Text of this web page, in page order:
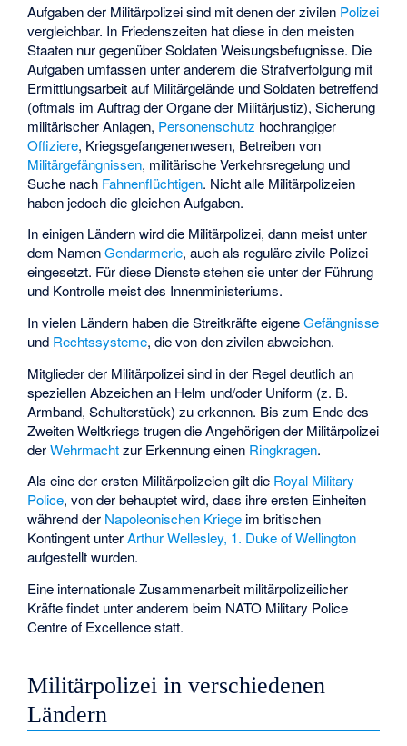
Aufgaben der Militärpolizei sind mit denen der zivilen Polizei
vergleichbar. In Friedenszeiten hat diese in den meisten
Staaten nur gegenüber Soldaten Weisungsbefugnisse. Die
Aufgaben umfassen unter anderem die Strafverfolgung mit
Ermittlungsarbeit auf Militärgelände und Soldaten betreffend
(oftmals im Auftrag der Organe der Militärjustiz), Sicherung
militärischer Anlagen, Personenschutz hochrangiger
Offiziere, Kriegsgefangenenwesen, Betreiben von
Militärgefängnissen, militärische Verkehrsregelung und
Suche nach Fahnenflüchtigen. Nicht alle Militärpolizeien
haben jedoch die gleichen Aufgaben.
In einigen Ländern wird die Militärpolizei, dann meist unter
dem NamenGendarmerie, auch als reguläre zivile Polizei
eingesetzt. Für diese Dienste stehen sie unter der Führung
und Kontrolle meist des Innenministeriums.
In vielen Ländern haben die Streitkräfte eigeneGefängnisse
und Rechtssysteme, die von den zivilen abweichen.
Mitglieder der Militärpolizei sind in der Regel deutlich an
speziellen Abzeichen an Helm und/oder Uniform (z. B.
Armband, Schulterstück) zu erkennen. Bis zum Ende des
Zweiten Weltkriegs trugen die Angehörigen der Militärpolizei
derWehrmachtzur Erkennung einen Ringkragen.
Als eine der ersten Militärpolizeien gilt die Royal Military
Police, von der behauptet wird, dass ihre ersten Einheiten
während der Napoleonischen Kriege im britischen
Kontingent unterArthur Wellesley, 1. Duke of Wellington
aufgestellt wurden.
Eine internationale Zusammenarbeit militärpolizeilicher
Kräfte findet unter anderem beim NATO Military Police
Centre of Excellencestatt.
Militärpolizei in verschiedenen
Ländern